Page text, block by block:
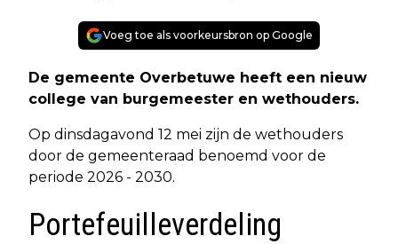
Voeg toe als voorkeursbron op Google
De gemeente Overbetuwe heeft een nieuw
college van burgemeester en wethouders.
Op dinsdagavond 12 mei zijn de wethouders
door de gemeenteraad benoemd voor de
periode 2026 - 2030.
Portefeuilleverdeling